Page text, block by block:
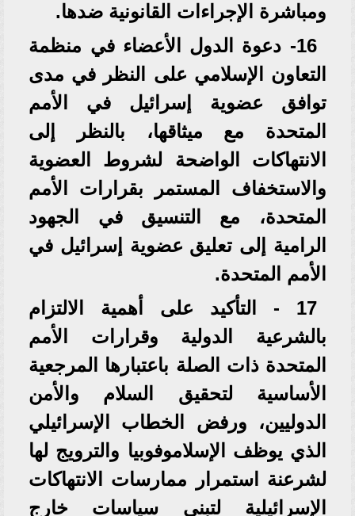
ومباشرة الإجراءات القانونية ضدها.
16- دعوة الدول الأعضاء في منظمة
التعاون الإسلامي على النظر في مدى
توافق عضوية إسرائيل في الأمم
المتحدة مع ميثاقها، بالنظر إلى
الانتهاكات الواضحة لشروط العضوية
والاستخفاف المستمر بقرارات الأمم
المتحدة، مع التنسيق في الجهود
الرامية إلى تعليق عضوية إسرائيل في
الأمم المتحدة.
17 - التأكيد على أهمية الالتزام
بالشرعية الدولية وقرارات الأمم
المتحدة ذات الصلة باعتبارها المرجعية
الأساسية لتحقيق السلام والأمن
الدوليين، ورفض الخطاب الإسرائيلي
الذي يوظف الإسلاموفوبيا والترويج لھا
لشرعنة استمرار ممارسات الانتھاكات
الإسرائيلية لتبني سياسات خارج